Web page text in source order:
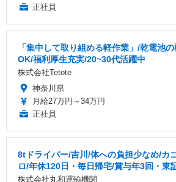
正社員
「集中して取り組める軽作業」/乾電池
OK/福利厚生充実/20~30代活躍中
株式会社Tetote
神奈川県
月給27万円～34万円
正社員
8tドライバー/吉川/体への負担少なめ/カ
ロ/年休120日・毎日帰宅/賞与年3回・東
株式会社丸和運輸機関